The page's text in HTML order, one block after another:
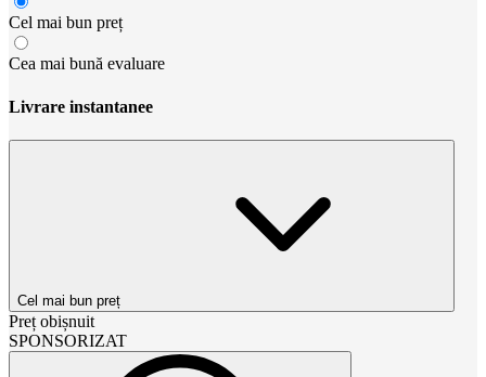
Cel mai bun preț
Cea mai bună evaluare
Livrare instantanee
Cel mai bun preț
Preț obișnuit
SPONSORIZAT